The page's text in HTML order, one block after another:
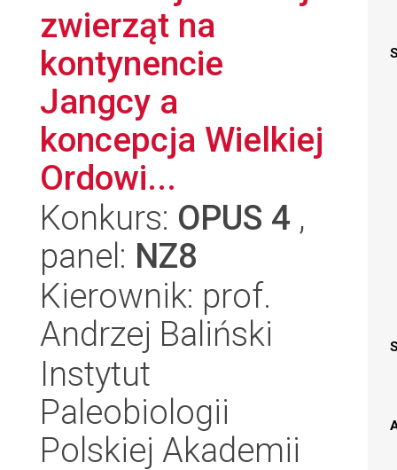
zwierząt na
kontynencie
Jangcy a
koncepcja Wielkiej
Ordowi...
Konkurs: OPUS 4 ,
panel: NZ8
Kierownik: prof.
Andrzej Baliński
Instytut
Paleobiologii
Polskiej Akademii